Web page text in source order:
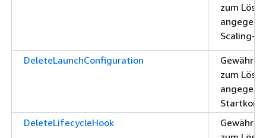
zum
Scaling-
DeleteLaunchConfiguration
Gewährt
zum
DeleteLifecycleHook
Gewährt